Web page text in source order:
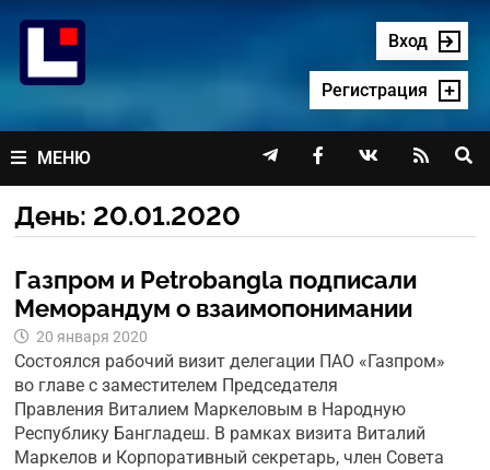
содержимому
Вход
Регистрация
МЕНЮ    
День: 20.01.2020
Газпром и Petrobangla подписали
Меморандум о взаимопонимании
20 января 2020
Состоялся рабочий визит делегации ПАО «Газпром»
во главе с заместителем Председателя
Правления Виталием Маркеловым в Народную
Республику Бангладеш. В рамках визита Виталий
Маркелов и Корпоративный секретарь, член Совета